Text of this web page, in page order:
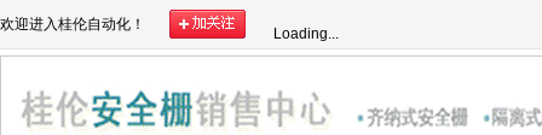
欢迎进入桂伦自动化！
Loading...